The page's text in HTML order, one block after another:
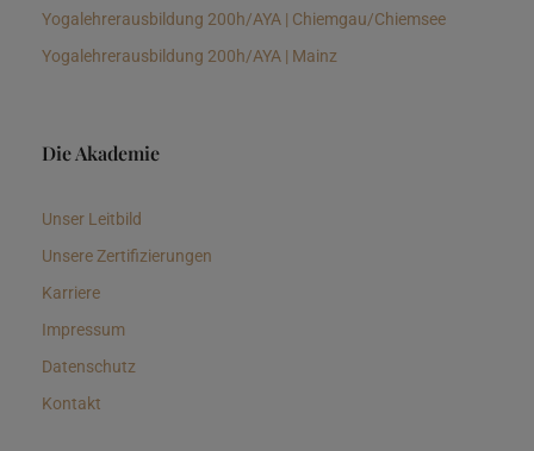
Yogalehrerausbildung 200h/AYA | Chiemgau/Chiemsee
Yogalehrerausbildung 200h/AYA | Mainz
Die Akademie
Unser Leitbild
Unsere Zertifizierungen
Karriere
Impressum
Datenschutz
Kontakt